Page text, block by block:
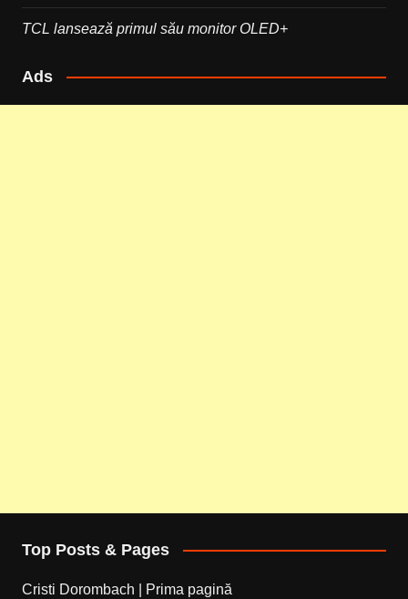
TCL lansează primul său monitor OLED+
Ads
Top Posts & Pages
Cristi Dorombach | Prima pagină